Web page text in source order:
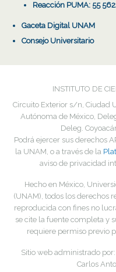
Reacción PUMA: 55
Gaceta Digital UNAM
Consejo Universitario
INSTITUTO DE
Circuito Exterior s/n, Ciudad
Autónoma de México,
Deleg.
Podrá ejercer sus derechos
la UNAM, o a través de la
aviso de privacidad
Hecho en México,
(UNAM), todos los derechos
reproducida con fines no
se cite la fuente completa y
requiere permiso previo
Sitio web administrado
Carlos